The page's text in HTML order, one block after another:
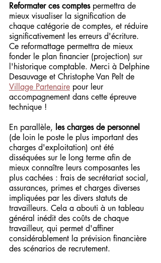
Reformater ces comptes permettra de
mieux visualiser la signification de
chaque catégorie de comptes, et réduire
significativement les erreurs d'écriture.
Ce reformattage permettra de mieux
fonder le plan financier (projection) sur
l'historique comptable. Merci à Delphine
Desauvage et Christophe Van Pelt de
Village Partenaire pour leur
accompagnement dans cette épreuve
technique !
En parallèle, les charges de personnel
(de loin le poste le plus important des
charges d'exploitation) ont été
disséquées sur le long terme afin de
mieux connaître leurs composantes les
plus cachées : frais de secrétariat social,
assurances, primes et charges diverses
impliquées par les divers statuts de
travailleurs. Cela a abouti à un tableau
général inédit des coûts de chaque
travailleur, qui permet d'affiner
considérablement la prévision financière
des scénarios de recrutement.